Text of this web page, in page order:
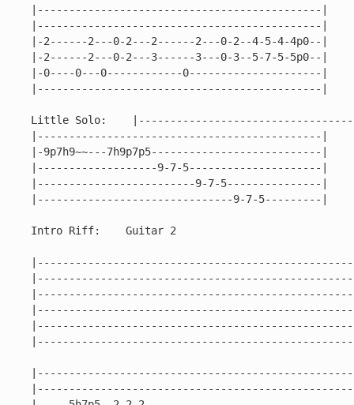
|---------------------------------------------|
|---------------------------------------------|
|-2------2---0-2---2------2---0-2--4-5-4-4p0--|
|-2------2---0-2---3------3---0-3--5-7-5-5p0--|
|-0----0---0------------0---------------------|
|---------------------------------------------|
Little Solo:
|---------------------------------------------|
|-9p7h9~~---7h9p7p5---------------------------|
|-------------------9-7-5---------------------|
|-------------------------9-7-5---------------|
|-------------------------------9-7-5---------|
Intro Riff:    Guitar 2